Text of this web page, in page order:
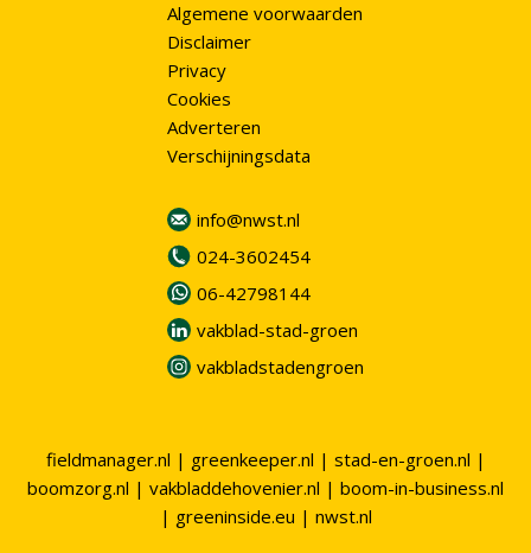
Algemene voorwaarden
Disclaimer
Privacy
Cookies
Adverteren
Verschijningsdata
info@nwst.nl
024-3602454
06-42798144
vakblad-stad-groen
vakbladstadengroen
fieldmanager.nl | greenkeeper.nl | stad-en-groen.nl |
boomzorg.nl | vakbladdehovenier.nl | boom-in-business.nl
| greeninside.eu | nwst.nl